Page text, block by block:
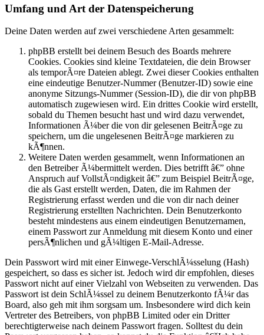
Umfang und Art der Datenspeicherung
Deine Daten werden auf zwei verschiedene Arten gesammelt:
phpBB erstellt bei deinem Besuch des Boards mehrere
Cookies. Cookies sind kleine Textdateien, die dein Browser
als temporÃ¤re Dateien ablegt. Zwei dieser Cookies enthalten
eine eindeutige Benutzer-Nummer (Benutzer-ID) sowie eine
anonyme Sitzungs-Nummer (Session-ID), die dir von phpBB
automatisch zugewiesen wird. Ein drittes Cookie wird erstellt,
sobald du Themen besucht hast und wird dazu verwendet,
Informationen Ã¼ber die von dir gelesenen BeitrÃ¤ge zu
speichern, um die ungelesenen BeitrÃ¤ge markieren zu
kÃ¶nnen.
Weitere Daten werden gesammelt, wenn Informationen an
den Betreiber Ã¼bermittelt werden. Dies betrifft â€” ohne
Anspruch auf VollstÃ¤ndigkeit â€” zum Beispiel BeitrÃ¤ge,
die als Gast erstellt werden, Daten, die im Rahmen der
Registrierung erfasst werden und die von dir nach deiner
Registrierung erstellten Nachrichten. Dein Benutzerkonto
besteht mindestens aus einem eindeutigen Benutzernamen,
einem Passwort zur Anmeldung mit diesem Konto und einer
persÃ¶nlichen und gÃ¼ltigen E-Mail-Adresse.
Dein Passwort wird mit einer Einwege-VerschlÃ¼sselung (Hash)
gespeichert, so dass es sicher ist. Jedoch wird dir empfohlen, dieses
Passwort nicht auf einer Vielzahl von Webseiten zu verwenden. Das
Passwort ist dein SchlÃ¼ssel zu deinem Benutzerkonto fÃ¼r das
Board, also geh mit ihm sorgsam um. Insbesondere wird dich kein
Vertreter des Betreibers, von phpBB Limited oder ein Dritter
berechtigterweise nach deinem Passwort fragen. Solltest du dein